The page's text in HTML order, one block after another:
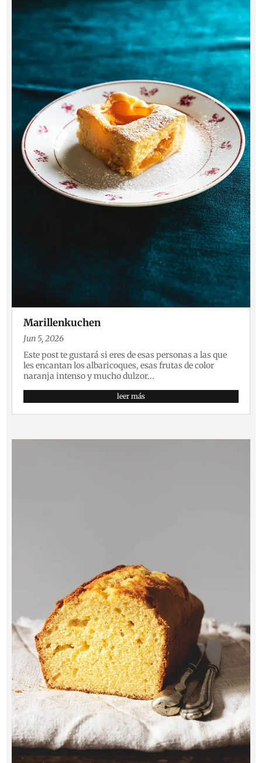
Marillenkuchen
Jun 5, 2026
Este post te gustará si eres de esas personas a las que
les encantan los albaricoques, esas frutas de color
naranja intenso y mucho dulzor...
leer más